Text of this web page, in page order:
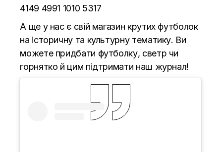
4149 4991 1010 5317
А ще у нас є свій магазин крутих футболок
на історичну та культурну тематику. Ви
можете придбати футболку, светр чи
горнятко й цим підтримати наш журнал!